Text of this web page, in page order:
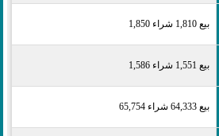
بيع 1,810 شراء 1,850
بيع 1,551 شراء 1,586
بيع 64,333 شراء 65,754